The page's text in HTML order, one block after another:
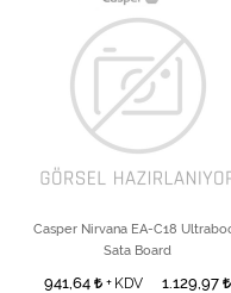
Casper Nirvana EA-C18
Sata Board
941,64 + KDV 1.129,97